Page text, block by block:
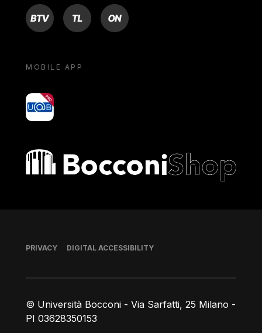
BTV TL ON
MOBILE APP
yoU@B
Bocconi shop
© Università Bocconi - Via Sarfatti, 25 Milano -
PI 03628350153
Footer
PRIVACY DIGITAL ACCESSIBILITY